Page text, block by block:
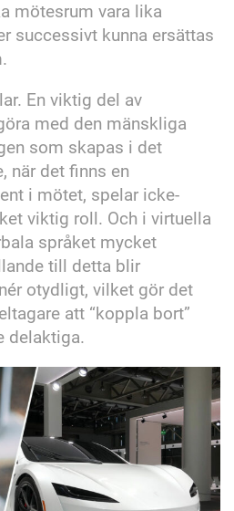
mötesrum vara lika
successivt kunna ersättas
En viktig del av
med den mänskliga
som skapas i det
när det finns en
i mötet, spelar icke-
viktig roll. Och i virtuella
språket mycket
till detta blir
otydligt, vilket gör det
att “koppla bort”
delaktiga.